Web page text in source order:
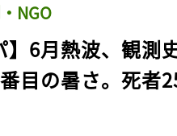
NGO
】6月熱波、観
目の暑さ。死者